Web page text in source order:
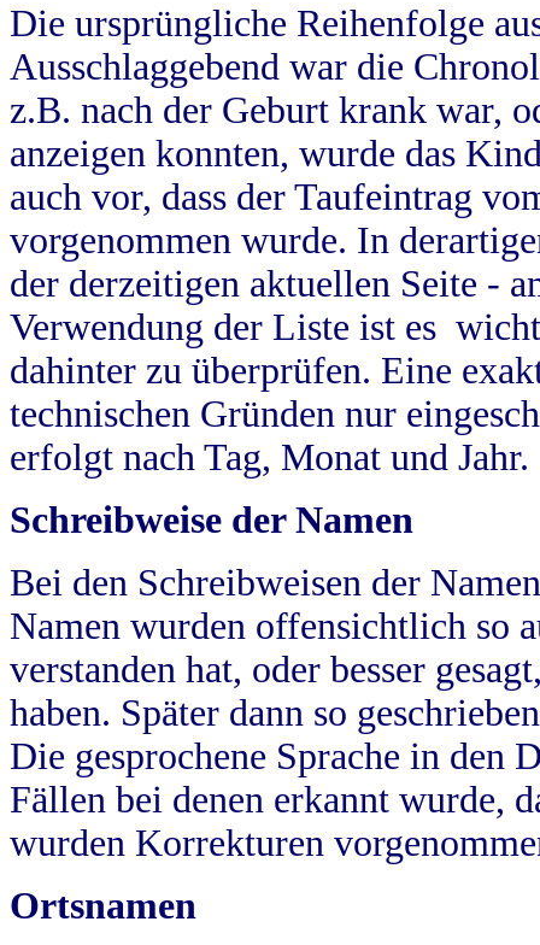
Die ursprüngliche Reihenfolge
Ausschlaggebend war die
z.B. nach der Geburt krank war,
anzeigen konnten, wurde das
auch vor, dass der Taufeintrag
vorgenommen wurde. In
der derzeitigen aktuellen Seite -
Verwendung der Liste ist es
dahinter zu überprüfen. Eine
technischen Gründen nur
erfolgt nach Tag, Monat und Jahr.
Schreibweise der Namen
Bei den Schreibweisen der
Namen wurden offensichtlich so
verstanden hat, oder besser
haben. Später dann so
Die gesprochene Sprache in
Fällen bei denen erkannt wurde,
wurden Korrekturen
Ortsnamen